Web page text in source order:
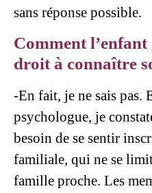
sans réponse possible.
Comment
droit à connaître
-En fait, je ne sais pas.
psychologue, je
besoin de se sentir
familiale, qui ne se
famille proche. Les